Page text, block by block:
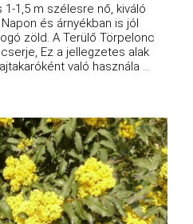
1,5 m szélesre nő, kiváló
és árnyékban is jól
zöld. A Terülő Törpelonc
Ez a jellegzetes alak
való használa ...